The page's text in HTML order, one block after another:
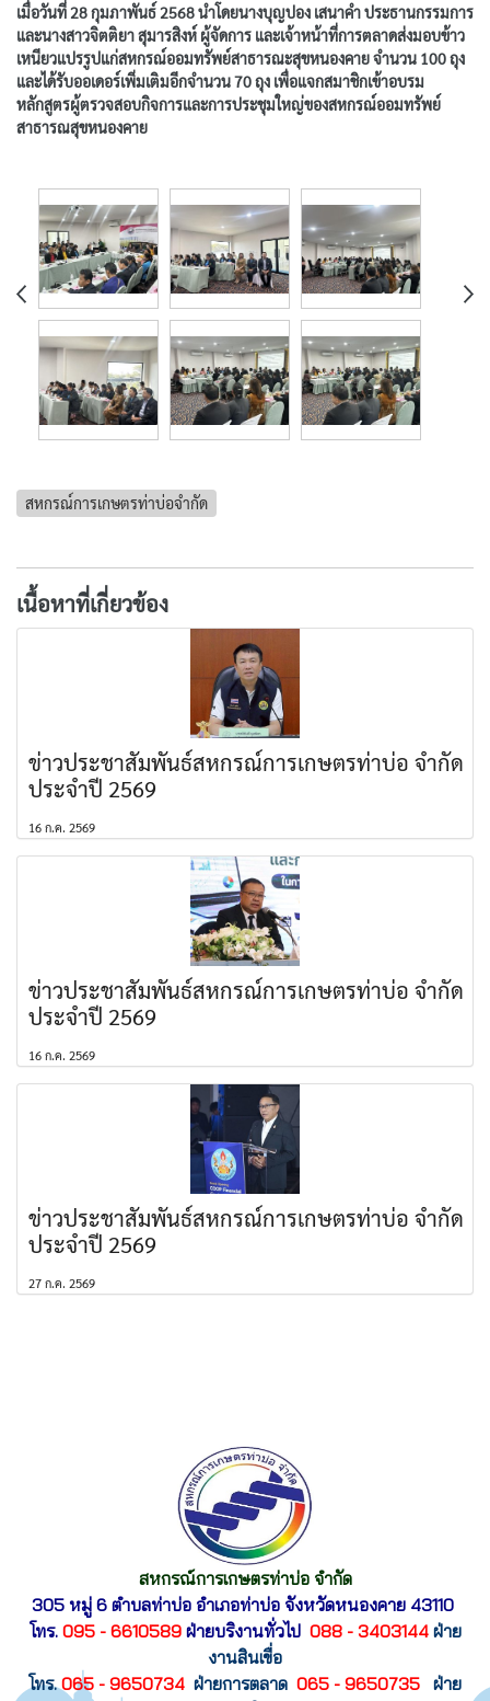
เมื่อวันที่ 28 กุมภาพันธ์ 2568 นำโดยนางบุญปอง เสนาคำ ประธานกรรมการ
และนางสาวจิตติยา สุมารสิงห์ ผู้จัดการ และเจ้าหน้าที่การตลาดส่งมอบข้าว
เหนียวแปรรูปแก่สหกรณ์ออมทรัพย์สาธารณะสุขหนองคาย จำนวน 100 ถุง
และได้รับออเดอร์เพิ่มเติมอีกจำนวน 70 ถุง เพื่อแจกสมาชิกเข้าอบรม
หลักสูตรผู้ตรวจสอบกิจการและการประชุมใหญ่ของสหกรณ์ออมทรัพย์
สาธารณสุขหนองคาย
สหกรณ์การเกษตรท่าบ่อจำกัด
เนื้อหาที่เกี่ยวข้อง
ข่าวประชาสัมพันธ์สหกรณ์การเกษตรท่าบ่อ จำกัด
ประจำปี 2569
16 ก.ค. 2569
ข่าวประชาสัมพันธ์สหกรณ์การเกษตรท่าบ่อ จำกัด
ประจำปี 2569
16 ก.ค. 2569
ข่าวประชาสัมพันธ์สหกรณ์การเกษตรท่าบ่อ จำกัด
ประจำปี 2569
27 ก.ค. 2569
สหกรณ์การเกษตรท่าบ่อ จำกัด
305 หมู่ 6 ตำบลท่าบ่อ อำเภอท่าบ่อ จังหวัดหนองคาย 43110
โทร. 095 - 6610589 ฝ่ายบริงานทั่วไป 088 - 3403144 ฝ่าย
งานสินเขื่อ
โทร.065 - 9650734 ฝ่ายการตลาด 065 - 9650735 ฝ่าย